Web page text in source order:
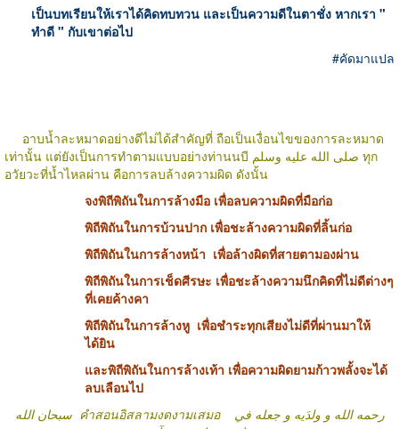
เป็นบทเรียนให้เราได้คิดทบทวน และเป็นความดีในตาชั่ง หากเรา "
ทำดี " กับเขาต่อไป
#คัดมาแปล
อาบน้ำละหมาดอย่างดีไม่ได้สำคัญที่ ถือเป็นเงื่อนไขของการละหมาด
เท่านั้น แต่ยังเป็นการทำตามแบบอย่างท่านนบี
ทุก
อวัยวะที่น้ำไหลผ่าน คือการลบล้างความผิด ดังนั้น
จงพิถีพิถันในการล้างมือ เพื่อลบความผิดที่มือก่อ
พิถีพิถันในการบ้วนปาก เพื่อชะล้างความผิดที่ลิ้นก่อ
พิถีพิถันในการล้างหน้า เพื่อล้างผิดที่สายตามองผ่าน
พิถีพิถันในการเช็ดศีรษะ เพื่อชะล้างความนึกคิดที่ไม่ดีต่างๆ
ที่เคยค้างคา
พิถีพิถันในการล้างหู เพื่อชำระทุกเสียงไม่ดีที่ผ่านมาให้
ได้ยิน
และพิถีพิถันในการล้างเท้า เพื่อความผิดยามก้าวพลั้งจะได้
ลบเลือนไป
سبحان الله คำสอนอิสลามงดงามเสมอ رحمه الله و ولدَيه و جعله في